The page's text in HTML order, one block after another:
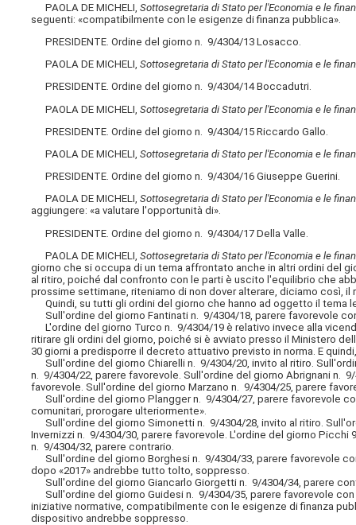
PAOLA DE MICHELI,Sottosegretaria di Stato per l'Economia e le
seguenti: «compatibilmente con le esigenze di finanza pubblica».
PRESIDENTE. Ordine del giorno n. 9/4304/13 Losacco.
PAOLA DE MICHELI,Sottosegretaria di Stato per l'Economia e le
PRESIDENTE. Ordine del giorno n. 9/4304/14 Boccadutri.
PAOLA DE MICHELI,Sottosegretaria di Stato per l'Economia e le
PRESIDENTE. Ordine del giorno n. 9/4304/15 Riccardo Gallo.
PAOLA DE MICHELI,Sottosegretaria di Stato per l'Economia e le
PRESIDENTE. Ordine del giorno n. 9/4304/16 Giuseppe Guerini.
PAOLA DE MICHELI,Sottosegretaria di Stato per l'Economia e le
aggiungere: «a valutare l'opportunità di».
PRESIDENTE. Ordine del giorno n. 9/4304/17 Della Valle.
PAOLA DE MICHELI,Sottosegretaria di Stato per l'Economia e le
giorno che si occupa di un tema affrontato anche in altri ordini del
al ritiro, poiché dal confronto con le parti è uscito l'equilibrio che
prossime settimane, riteniamo di non dover alterare, diciamo così,
Quindi, su tutti gli ordini del giorno che hanno ad oggetto il tema
Sull'ordine del giorno Fantinati n. 9/4304/18, parere favorevole
L'ordine del giorno Turco n. 9/4304/19 è relativo invece alla
ritirare gli ordini del giorno, poiché si è avviato presso il Ministero
30 giorni a predisporre il decreto attuativo previsto in norma. E
Sull'ordine del giorno Chiarelli n. 9/4304/20, invito al ritiro.
n. 9/4304/22, parere favorevole. Sull'ordine del giorno Abrignani n.
favorevole. Sull'ordine del giorno Marzano n. 9/4304/25, parere
Sull'ordine del giorno Plangger n. 9/4304/27, parere favorevole
comunitari, prorogare ulteriormente».
Sull'ordine del giorno Simonetti n. 9/4304/28, invito al ritiro.
Invernizzi n. 9/4304/30, parere favorevole. L'ordine del giorno
n. 9/4304/32, parere contrario.
Sull'ordine del giorno Borghesi n. 9/4304/33, parere favorevole
dopo «2017» andrebbe tutto tolto, soppresso.
Sull'ordine del giorno Giancarlo Giorgetti n. 9/4304/34, parere
Sull'ordine del giorno Guidesi n. 9/4304/35, parere favorevole
iniziative normative, compatibilmente con le esigenze di finanza
dispositivo andrebbe soppresso.